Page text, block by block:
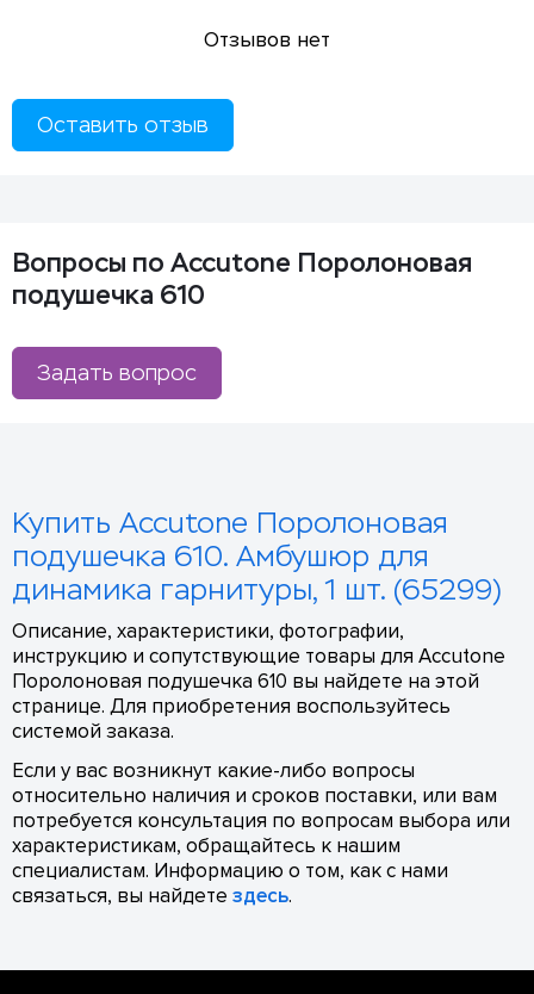
Отзывов нет
Оставить отзыв
Вопросы по Accutone Поролоновая
подушечка 610
Задать вопрос
Купить Accutone Поролоновая
подушечка 610. Амбушюр для
динамика гарнитуры, 1 шт. (65299)
Описание, характеристики, фотографии,
инструкцию и сопутствующие товары для Accutone
Поролоновая подушечка 610 вы найдете на этой
странице. Для приобретения воспользуйтесь
системой заказа.
Если у вас возникнут какие-либо вопросы
относительно наличия и сроков поставки, или вам
потребуется консультация по вопросам выбора или
характеристикам, обращайтесь к нашим
специалистам. Информацию о том, как с нами
связаться, вы найдете здесь.